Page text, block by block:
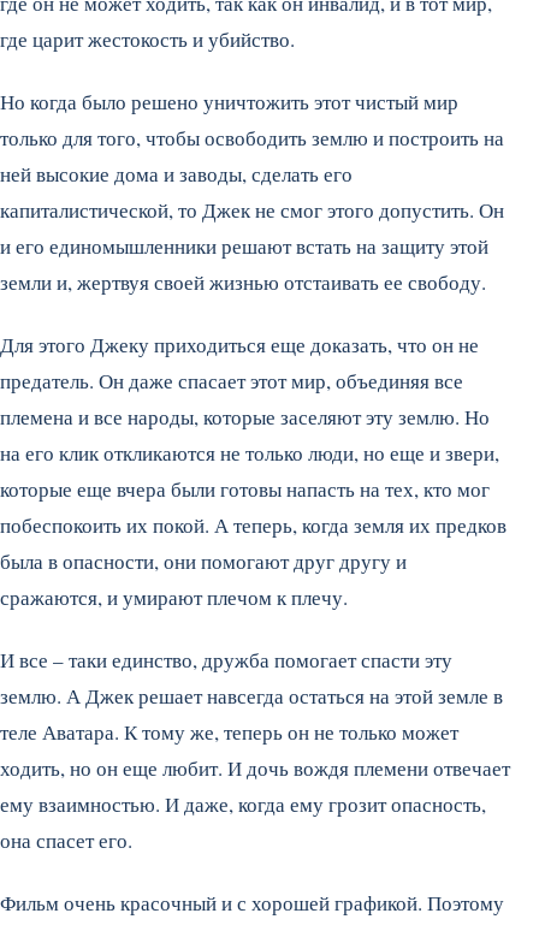
где царит жестокость и убийство.
Но когда было решено уничтожить этот чистый мир
только для того, чтобы освободить землю и построить на
ней высокие дома и заводы, сделать его
капиталистической, то Джек не смог этого допустить. Он
и его единомышленники решают встать на защиту этой
земли и, жертвуя своей жизнью отстаивать ее свободу.
Для этого Джеку приходиться еще доказать, что он не
предатель. Он даже спасает этот мир, объединяя все
племена и все народы, которые заселяют эту землю. Но
на его клик откликаются не только люди, но еще и звери,
которые еще вчера были готовы напасть на тех, кто мог
побеспокоить их покой. А теперь, когда земля их предков
была в опасности, они помогают друг другу и
сражаются, и умирают плечом к плечу.
И все – таки единство, дружба помогает спасти эту
землю. А Джек решает навсегда остаться на этой земле в
теле Аватара. К тому же, теперь он не только может
ходить, но он еще любит. И дочь вождя племени отвечает
ему взаимностью. И даже, когда ему грозит опасность,
она спасет его.
Фильм очень красочный и с хорошей графикой. Поэтому